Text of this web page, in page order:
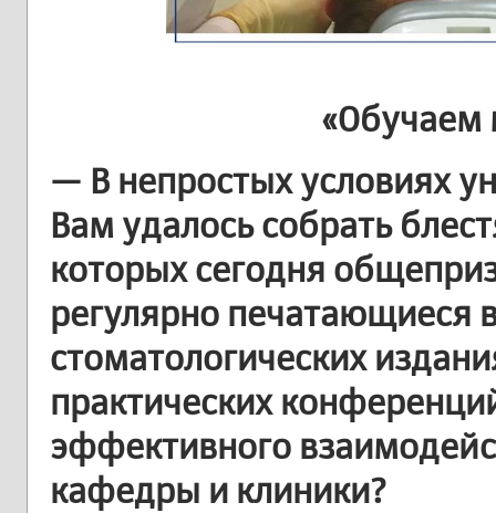
«Обучаем
— В непростых условиях
Вам удалось собрать
которых сегодня
регулярно печатающиеся
стоматологических
практических
эффективного
кафедры и клиники?